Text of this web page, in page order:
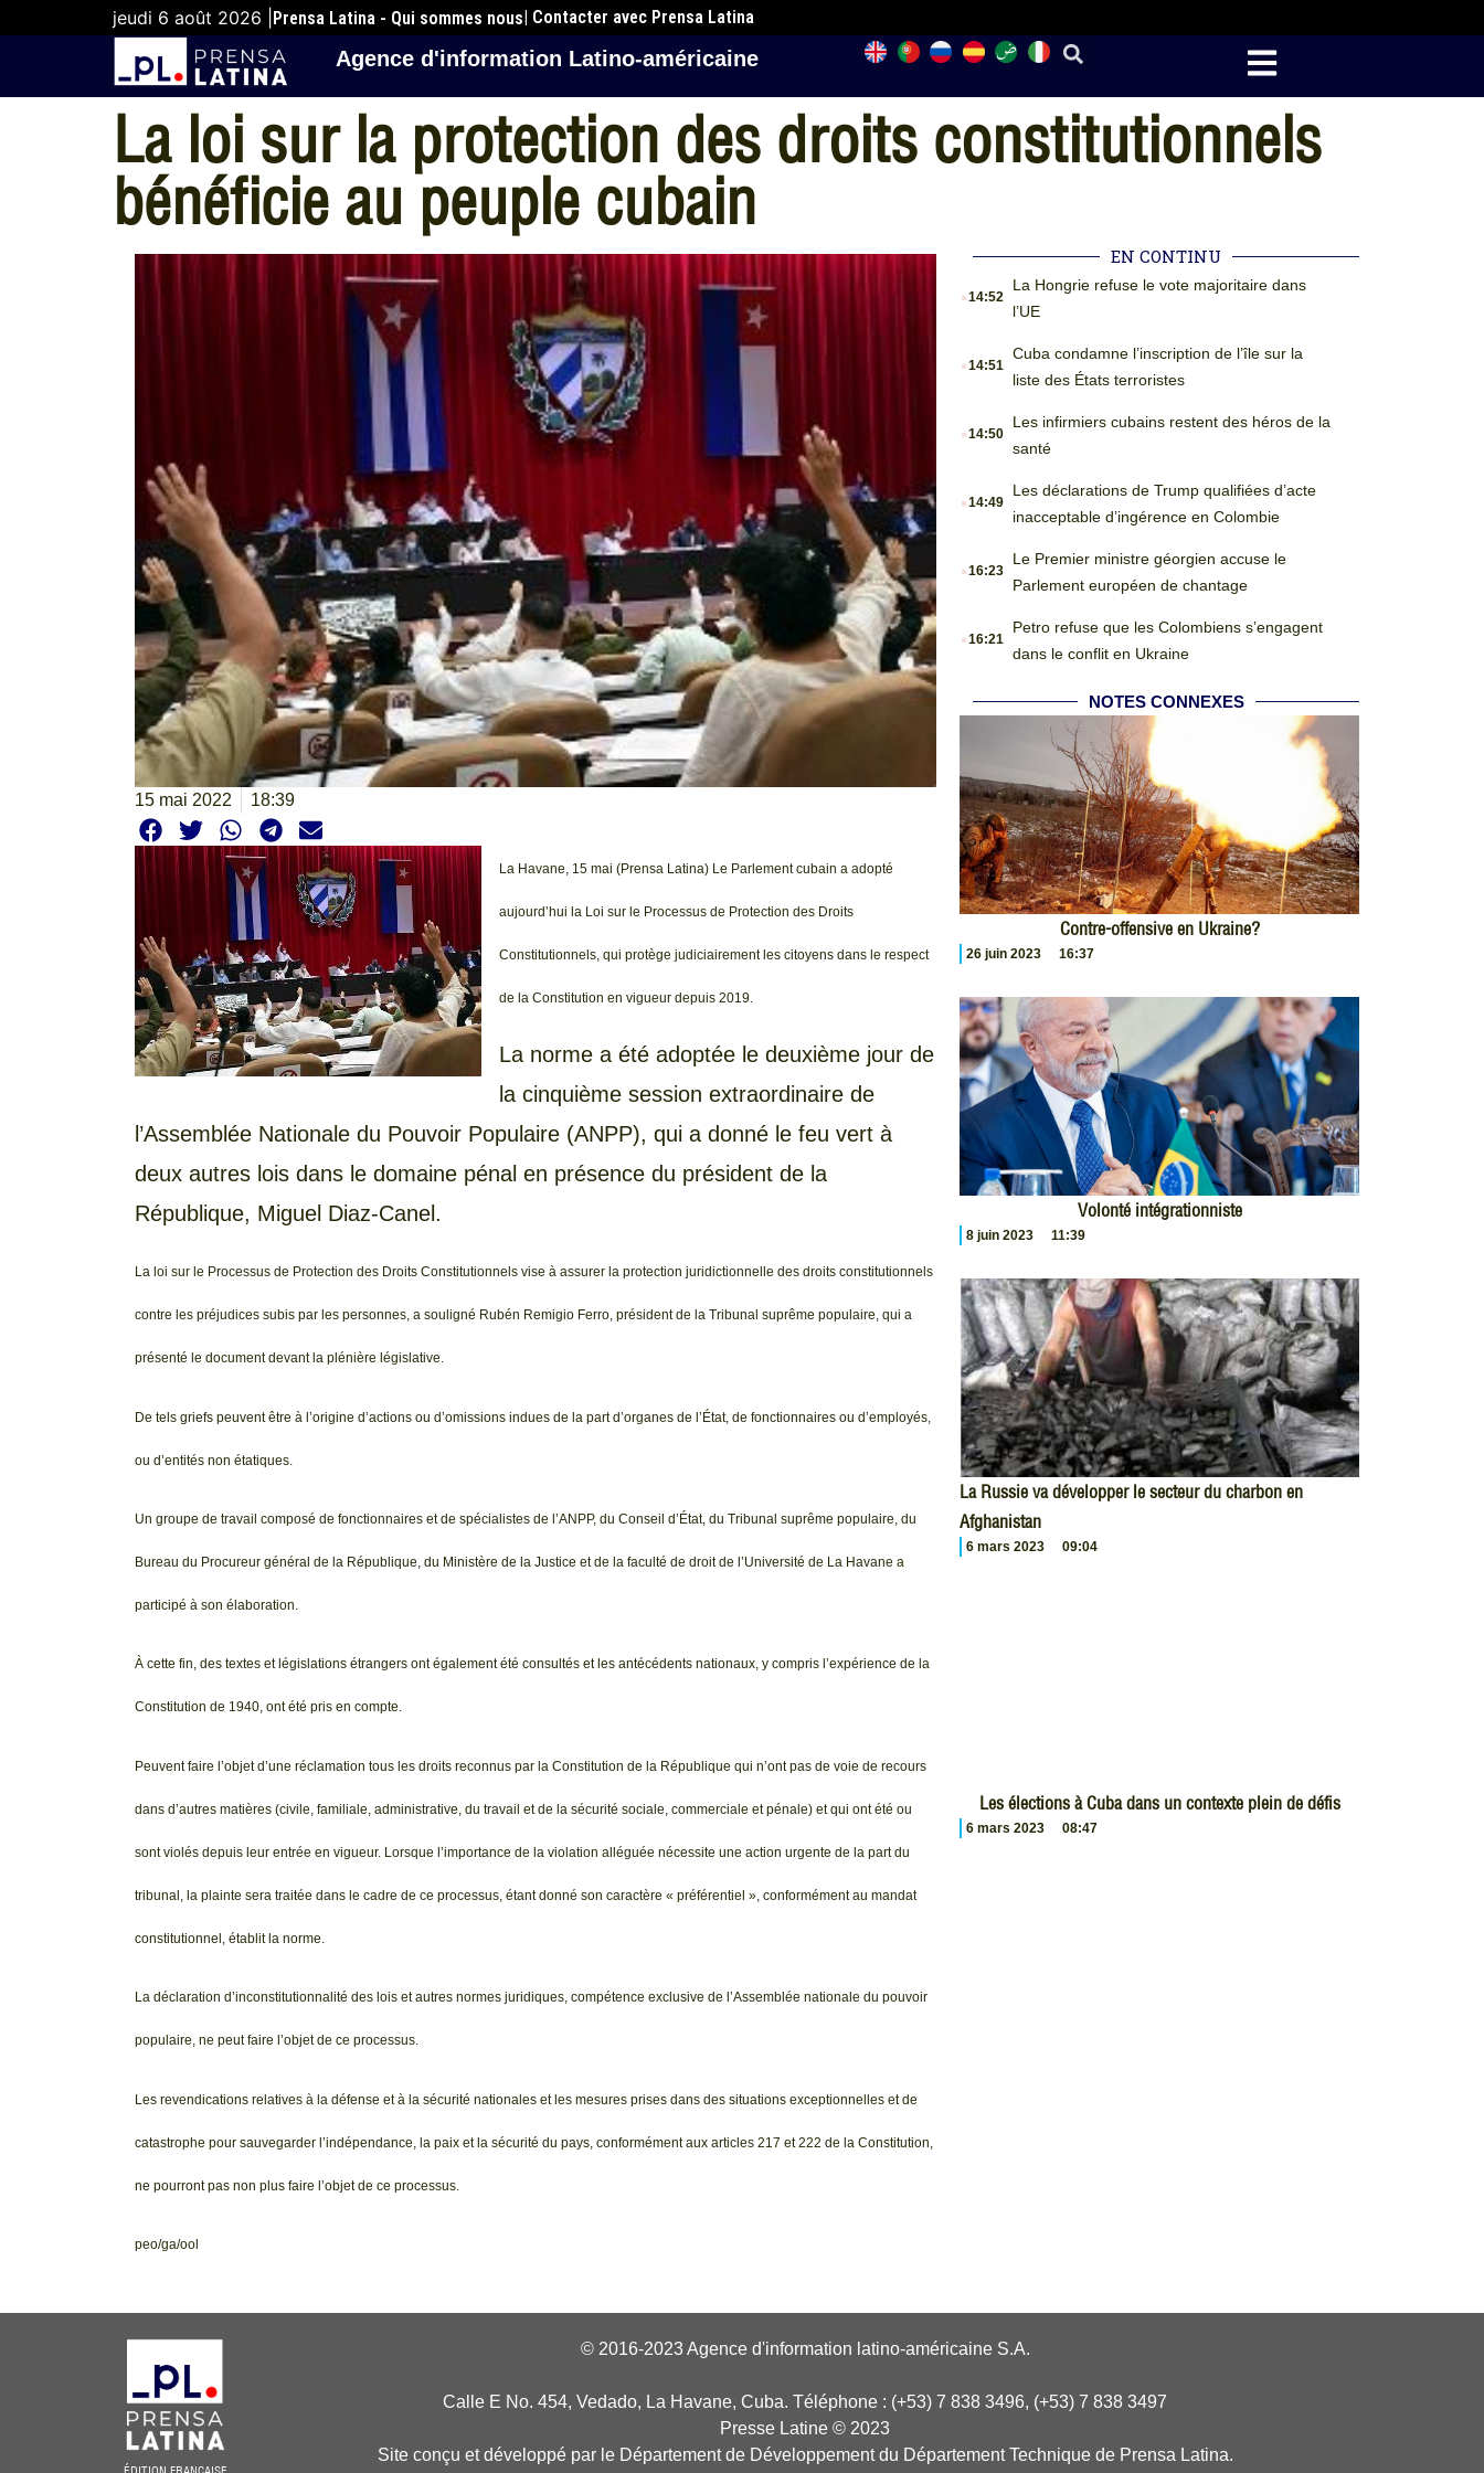
jeudi 6 août 2026 | Prensa Latina - Qui sommes nous| Contacter avec Prensa Latina
Agence d'information Latino-américaine
La loi sur la protection des droits constitutionnels
bénéficie au peuple cubain
15 mai 2022 18:39
La Havane, 15 mai (Prensa Latina) Le Parlement cubain a adopté
aujourd’hui la Loi sur le Processus de Protection des Droits
Constitutionnels, qui protège judiciairement les citoyens dans le respect
de la Constitution en vigueur depuis 2019.
La norme a été adoptée le deuxième jour de
la cinquième session extraordinaire de
l’Assemblée Nationale du Pouvoir Populaire (ANPP), qui a donné le feu vert à
deux autres lois dans le domaine pénal en présence du président de la
République, Miguel Diaz-Canel.
La loi sur le Processus de Protection des Droits Constitutionnels vise à assurer la protection juridictionnelle des droits constitutionnels
contre les préjudices subis par les personnes, a souligné Rubén Remigio Ferro, président de la Tribunal suprême populaire, qui a
présenté le document devant la plénière législative.
De tels griefs peuvent être à l’origine d’actions ou d’omissions indues de la part d’organes de l’État, de fonctionnaires ou d’employés,
ou d’entités non étatiques.
Un groupe de travail composé de fonctionnaires et de spécialistes de l’ANPP, du Conseil d’État, du Tribunal suprême populaire, du
Bureau du Procureur général de la République, du Ministère de la Justice et de la faculté de droit de l’Université de La Havane a
participé à son élaboration.
À cette fin, des textes et législations étrangers ont également été consultés et les antécédents nationaux, y compris l’expérience de la
Constitution de 1940, ont été pris en compte.
Peuvent faire l’objet d’une réclamation tous les droits reconnus par la Constitution de la République qui n’ont pas de voie de recours
dans d’autres matières (civile, familiale, administrative, du travail et de la sécurité sociale, commerciale et pénale) et qui ont été ou
sont violés depuis leur entrée en vigueur. Lorsque l’importance de la violation alléguée nécessite une action urgente de la part du
tribunal, la plainte sera traitée dans le cadre de ce processus, étant donné son caractère « préférentiel », conformément au mandat
constitutionnel, établit la norme.
La déclaration d’inconstitutionnalité des lois et autres normes juridiques, compétence exclusive de l’Assemblée nationale du pouvoir
populaire, ne peut faire l’objet de ce processus.
Les revendications relatives à la défense et à la sécurité nationales et les mesures prises dans des situations exceptionnelles et de
catastrophe pour sauvegarder l’indépendance, la paix et la sécurité du pays, conformément aux articles 217 et 222 de la Constitution,
ne pourront pas non plus faire l’objet de ce processus.
peo/ga/ool
EN CONTINU
.14:52
La Hongrie refuse le vote majoritaire dans
l’UE
.14:51
Cuba condamne l’inscription de l’île sur la
liste des États terroristes
.14:50
Les infirmiers cubains restent des héros de la
santé
.14:49
Les déclarations de Trump qualifiées d’acte
inacceptable d’ingérence en Colombie
.16:23
Le Premier ministre géorgien accuse le
Parlement européen de chantage
.16:21
Petro refuse que les Colombiens s’engagent
dans le conflit en Ukraine
NOTES CONNEXES
Contre-offensive en Ukraine?
26 juin 2023 16:37
Volonté intégrationniste
8 juin 2023 11:39
La Russie va développer le secteur du charbon en
Afghanistan
6 mars 2023 09:04
Les élections à Cuba dans un contexte plein de défis
6 mars 2023 08:47
© 2016-2023 Agence d'information latino-américaine S.A.
Calle E No. 454, Vedado, La Havane, Cuba. Téléphone : (+53) 7 838 3496, (+53) 7 838 3497
Presse Latine © 2023
Site conçu et développé par le Département de Développement du Département Technique de Prensa Latina.